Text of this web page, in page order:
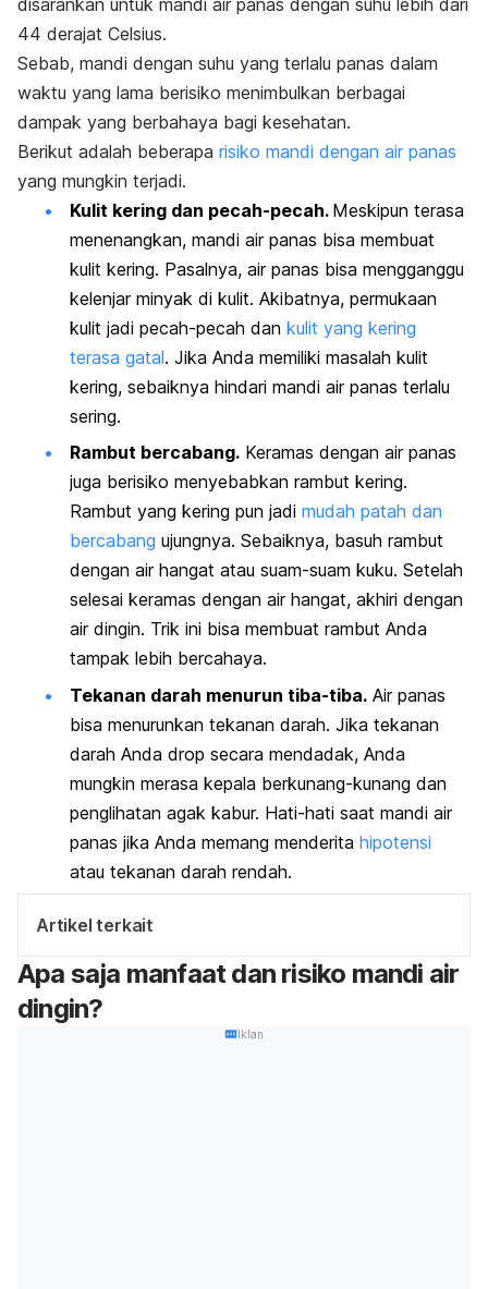
44 derajat Celsius.
Sebab, mandi dengan suhu yang terlalu panas dalam
waktu yang lama berisiko menimbulkan berbagai
dampak yang berbahaya bagi kesehatan.
Berikut adalah beberapa risiko mandi dengan air panas
yang mungkin terjadi.
Kulit kering dan pecah-pecah. Meskipun terasa
menenangkan, mandi air panas bisa membuat
kulit kering. Pasalnya, air panas bisa mengganggu
kelenjar minyak di kulit. Akibatnya, permukaan
kulit jadi pecah-pecah dan kulit yang kering
terasa gatal. Jika Anda memiliki masalah kulit
kering, sebaiknya hindari mandi air panas terlalu
sering.
Rambut bercabang. Keramas dengan air panas
juga berisiko menyebabkan rambut kering.
Rambut yang kering pun jadi mudah patah dan
bercabang ujungnya. Sebaiknya, basuh rambut
dengan air hangat atau suam-suam kuku. Setelah
selesai keramas dengan air hangat, akhiri dengan
air dingin. Trik ini bisa membuat rambut Anda
tampak lebih bercahaya.
Tekanan darah menurun tiba-tiba. Air panas
bisa menurunkan tekanan darah. Jika tekanan
darah Anda drop secara mendadak, Anda
mungkin merasa kepala berkunang-kunang dan
penglihatan agak kabur. Hati-hati saat mandi air
panas jika Anda memang menderita hipotensi
atau tekanan darah rendah.
Artikel terkait
Apa saja manfaat dan risiko mandi air
dingin?
Iklan